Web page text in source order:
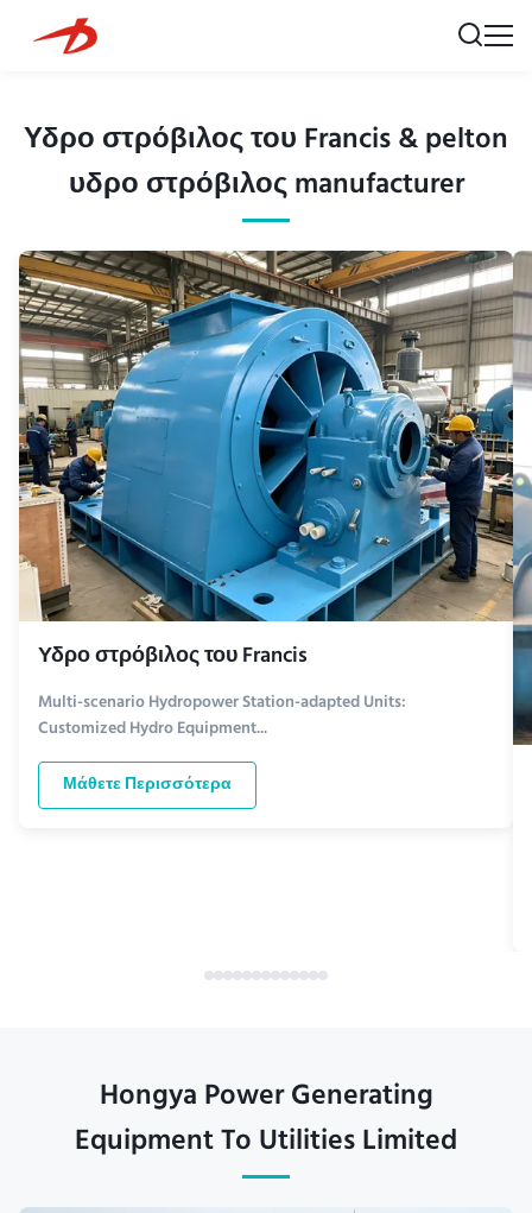
Υδρο στρόβιλος του Francis & pelton
υδρο στρόβιλος manufacturer
Υδρο στρόβιλος του Francis
Multi-scenario Hydropower Station-adapted Units:
Customized Hydro Equipment...
Μάθετε Περισσότερα
Hongya Power Generating
Equipment To Utilities Limited